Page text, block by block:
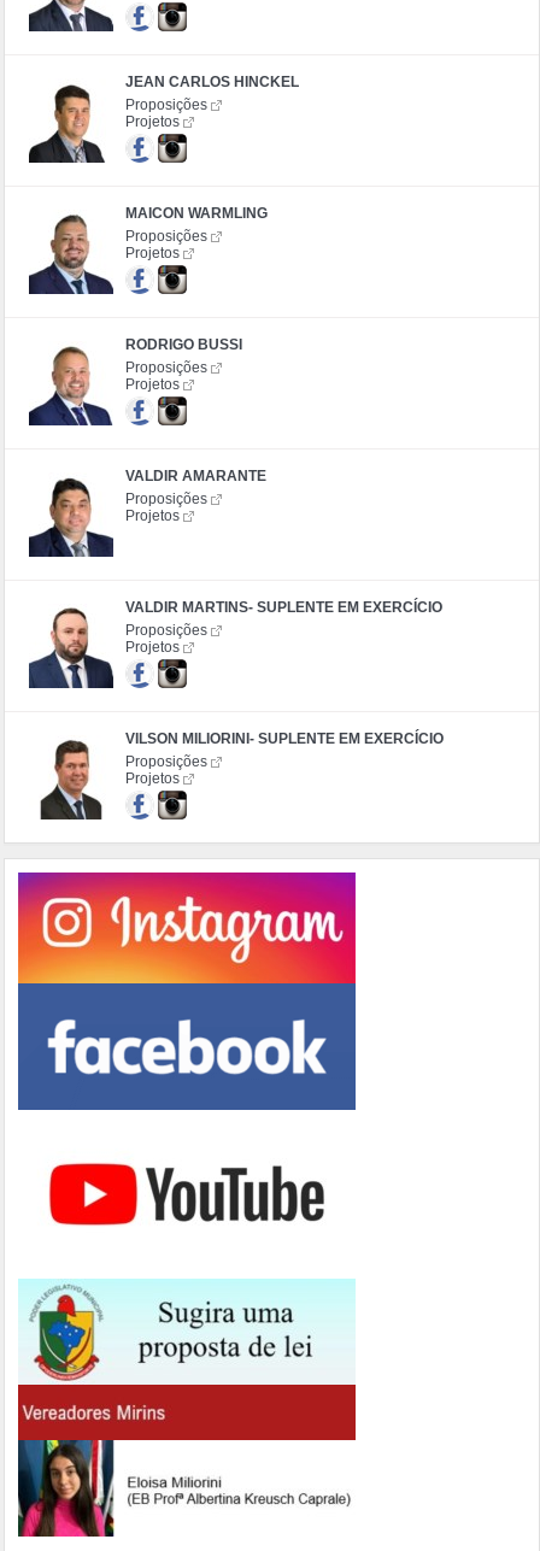
JEAN CARLOS HINCKEL
Proposições
Projetos
MAICON WARMLING
Proposições
Projetos
RODRIGO BUSSI
Proposições
Projetos
VALDIR AMARANTE
Proposições
Projetos
VALDIR MARTINS- SUPLENTE EM EXERCÍCIO
Proposições
Projetos
VILSON MILIORINI- SUPLENTE EM EXERCÍCIO
Proposições
Projetos